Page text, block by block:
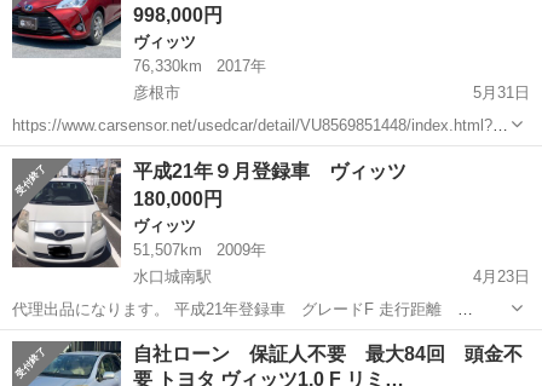
998,000円
ヴィッツ
76,330km
2017年
彦根市
5月31日
https://www.carsensor.net/usedcar/detail/VU8569851448/index.html?
TRCD=200002&RESTID=CS210610 https://www.ss-s...
滋賀 彦根市 ヴィッツ ハイブリッド
平成21年９月登録車 ヴィッツ
180,000円
ヴィッツ
51,507km
2009年
水口城南駅
4月23日
代理出品になります。 平成21年登録車 グレードF 走行距離
51507km 営業車で使っておりました 写真の通り擦り傷あります 今は
会社のシールが貼ってあります 後、先日1ヶ月放置したらバッテリが
上がりました その後ブース...
滋賀 甲賀市 水口城南駅 ヴィッツ エンジン
自社ローン 保証人不要 最大84回 頭金不
要 トヨタ ヴィッツ1.0 F リミ…